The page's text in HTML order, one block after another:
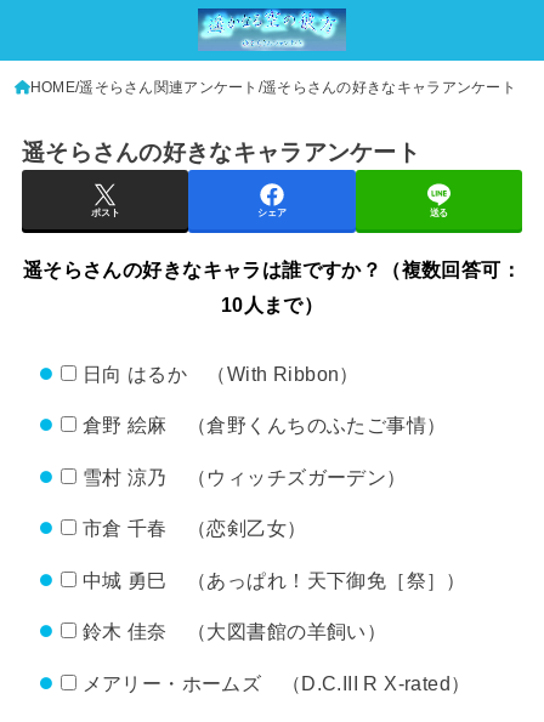
HOME 遥そらさん関連アンケート 遥そらさんの好きなキャラアンケート
遥そらさんの好きなキャラアンケート
ポスト シェア 送る
遥そらさんの好きなキャラは誰ですか？（複数回答可：
10人まで）
日向 はるか （With Ribbon）
倉野 絵麻 （倉野くんちのふたご事情）
雪村 涼乃 （ウィッチズガーデン）
市倉 千春 （恋剣乙女）
中城 勇巳 （あっぱれ！天下御免［祭］）
鈴木 佳奈 （大図書館の羊飼い）
メアリー・ホームズ （D.C.III R X-rated）